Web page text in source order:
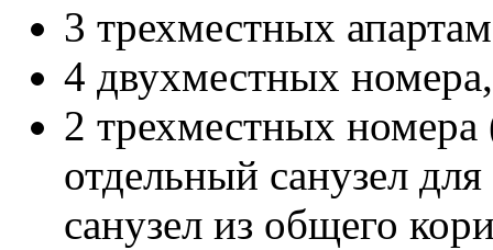
3 трехместных
4 двухместных
2 трехместных
отдельный санузел
санузел из общего